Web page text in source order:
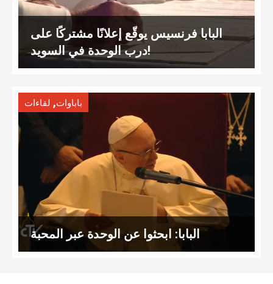
البابا فرنسيس يوقّع إعلانًا مشتركًا على
درب الوحدة في السويد!
باباوات, لقاءات
البابا: ابحثوا عن الوحدة عبر المحبة